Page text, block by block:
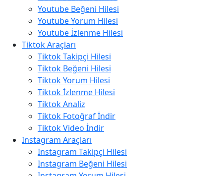
Youtube Beğeni Hilesi
Youtube Yorum Hilesi
Youtube İzlenme Hilesi
Tiktok Araçları
Tiktok Takipçi Hilesi
Tiktok Beğeni Hilesi
Tiktok Yorum Hilesi
Tiktok İzlenme Hilesi
Tiktok Analiz
Tiktok Fotoğraf İndir
Tiktok Video İndir
Instagram Araçları
Instagram Takipçi Hilesi
Instagram Beğeni Hilesi